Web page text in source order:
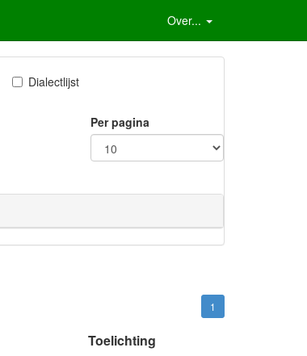
Over...
Dialectlijst
Per pagina
1
Toelichting